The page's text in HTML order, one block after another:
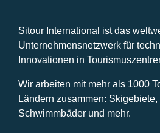
Sitour International ist das
Unternehmensnetzwerk für
Innovationen in
Wir arbeiten mit mehr als 1000
Ländern zusammen:
Schwimmbäder und mehr.